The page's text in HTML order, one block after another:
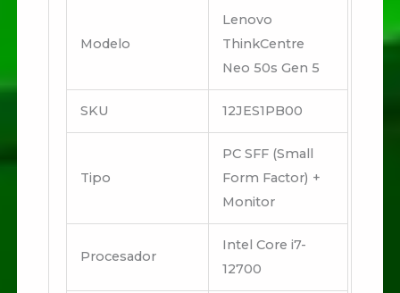
Modelo
Lenovo
ThinkCentre
Neo 50s Gen 5
SKU 12JES1PB00
Tipo
PC SFF (Small
Form Factor) +
Monitor
Procesador
Intel Core i7-
12700